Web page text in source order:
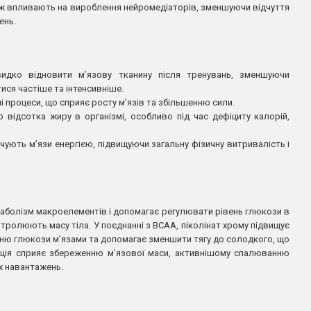
впливають на вироблення нейромедіаторів, зменшуючи відчуття
відновити м’язову тканину після тренувань, зменшуючи
частіше та інтенсивніше.
процеси, що сприяє росту м’язів та збільшенню сили.
жиру в організмі, особливо під час дефіциту калорій,
м’язи енергією, підвищуючи загальну фізичну витривалість і
макроелементів і допомагає регулювати рівень глюкози в
масу тіла. У поєднанні з BCAA, піколінат хрому підвищує
глюкози м’язами та допомагає зменшити тягу до солодкого, що
сприяє збереженню м’язової маси, активнішому спалюванню
навантажень.